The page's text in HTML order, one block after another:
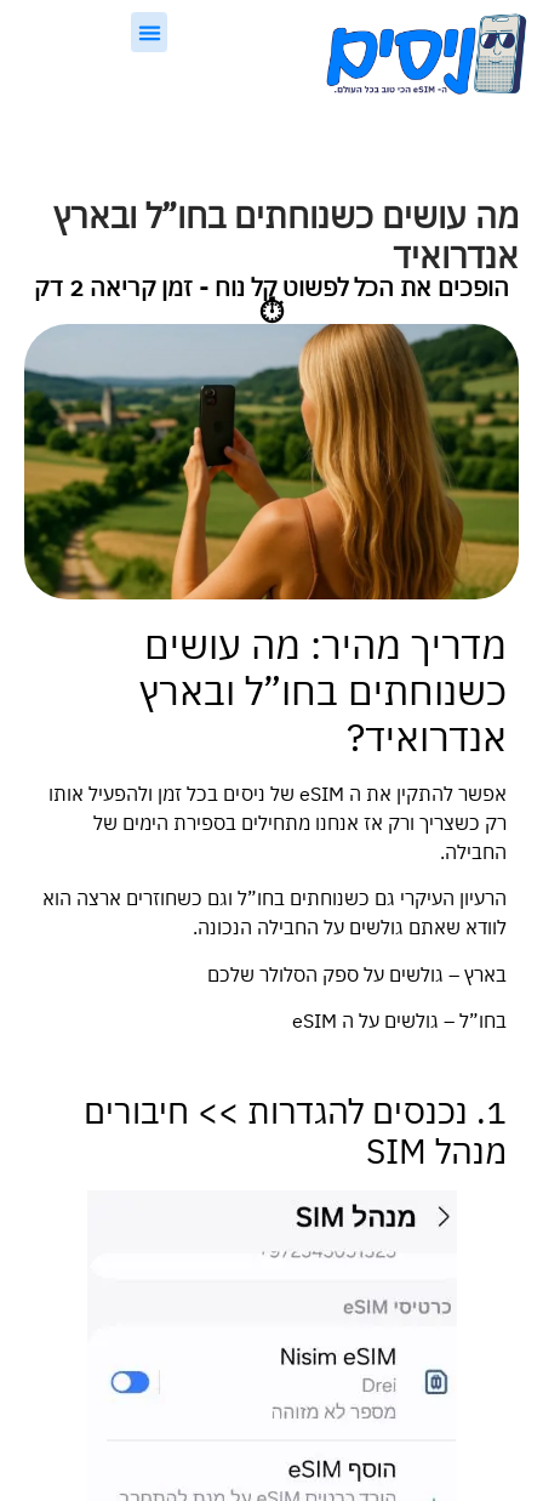
לתוכן
מה עושים כשנוחתים בחו”ל ובארץ
אנדרואיד
הופכים את הכל לפשוט קל נוח - זמן קריאה 2 דק
⏱️
מדריך מהיר: מה עושים
כשנוחתים בחו”ל ובארץ
אנדרואיד?
אפשר להתקין את ה eSIM של ניסים בכל זמן ולהפעיל אותו
רק כשצריך ורק אז אנחנו מתחילים בספירת הימים של
החבילה.
הרעיון העיקרי גם כשנוחתים בחו”ל וגם כשחוזרים ארצה הוא
לוודא שאתם גולשים על החבילה הנכונה.
בארץ – גולשים על ספק הסלולר שלכם
בחו”ל – גולשים על ה eSIM
1. נכנסים להגדרות >> חיבורים
מנהל SIM